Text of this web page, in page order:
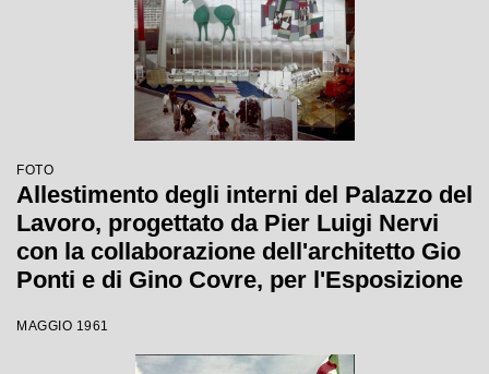
FOTO
Allestimento degli interni del Palazzo del
Lavoro, progettato da Pier Luigi Nervi
con la collaborazione dell'architetto Gio
Ponti e di Gino Covre, per l'Esposizione
MAGGIO 1961